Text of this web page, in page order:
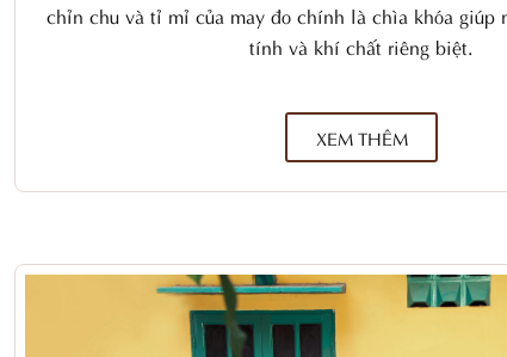
chỉn chu và tỉ mỉ của may đo chính là chìa khóa giúp
tính và khí chất riêng biệt.
XEM THÊM